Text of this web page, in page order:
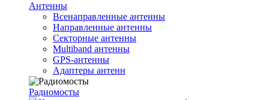
Антенны
Всенаправленные антенны
Направленные антенны
Секторные антенны
Multiband антенны
GPS-антенны
Адаптеры антенн
Радиомосты